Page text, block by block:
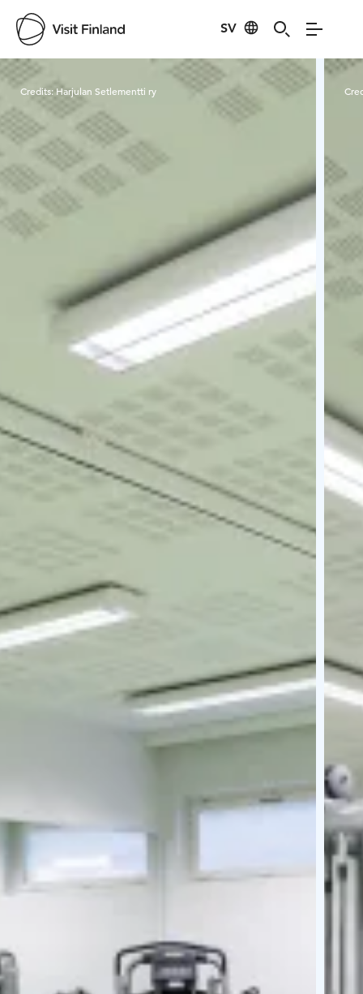
SV
Visit Finland
Credits: Harjulan Setlementti ry